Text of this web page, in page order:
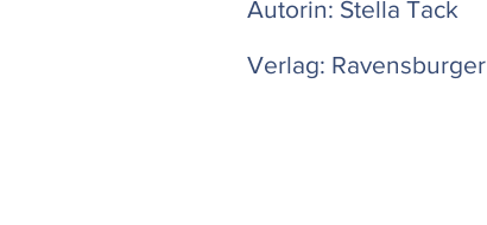
Autorin: Stella Tack
Verlag: Ravensburger